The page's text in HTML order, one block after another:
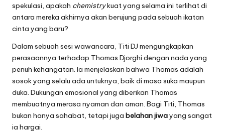
spekulasi, apakah chemistrykuat yang selama ini terlihat di
antara mereka akhirnya akan berujung pada sebuah ikatan
cinta yang baru?
Dalam sebuah sesi wawancara, Titi DJ mengungkapkan
perasaannya terhadap Thomas Djorghi dengan nada yang
penuh kehangatan. Ia menjelaskan bahwa Thomas adalah
sosok yang selalu ada untuknya, baik di masa suka maupun
duka. Dukungan emosional yang diberikan Thomas
membuatnya merasa nyaman dan aman. Bagi Titi, Thomas
bukan hanya sahabat, tetapi juga belahan jiwayang sangat
ia hargai.